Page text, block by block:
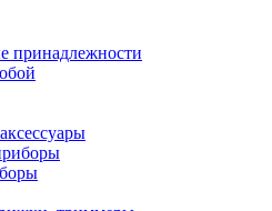
лампы
для снятия катышков
для белья и обуви
принадлежности